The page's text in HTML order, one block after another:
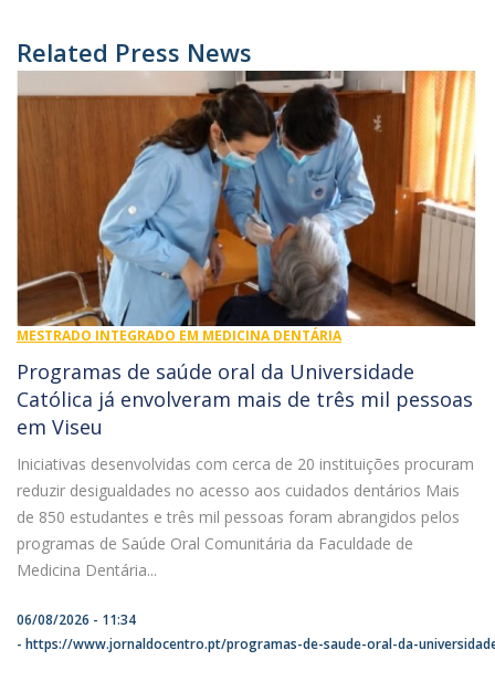
Related Press News
MESTRADO INTEGRADO EM MEDICINA DENTÁRIA
Programas de saúde oral da Universidade
Católica já envolveram mais de três mil pessoas
em Viseu
Iniciativas desenvolvidas com cerca de 20 instituições procuram
reduzir desigualdades no acesso aos cuidados dentários Mais
de 850 estudantes e três mil pessoas foram abrangidos pelos
programas de Saúde Oral Comunitária da Faculdade de
Medicina Dentária...
06/08/2026 - 11:34
https://www.jornaldocentro.pt/programas-de-saude-oral-da-